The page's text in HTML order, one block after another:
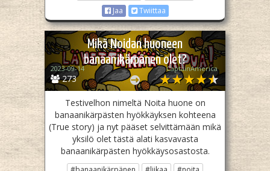
Jaa
Twiittaa
Mikä Noidan huoneen
banaanikärpänen olet?
273
2023-09-14 CaptainAmerica
Testivelhon nimeltä Noita huone on
banaanikärpästen hyökkäyksen kohteena
(True story) ja nyt pääset selvittämään mikä
yksilö olet tästä alati kasvavasta
banaanikärpästen hyökkäysosastosta.